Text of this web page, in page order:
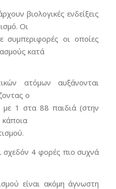
βιολογικές ενδείξεις
Οι
συμπεριφορές οι οποίες
κατά
ατόμων αυξάνονται
ο
1 στα 88 παιδιά (στην
κάποια
σχεδόν 4 φορές πιο συχνά
είναι ακόμη άγνωστη